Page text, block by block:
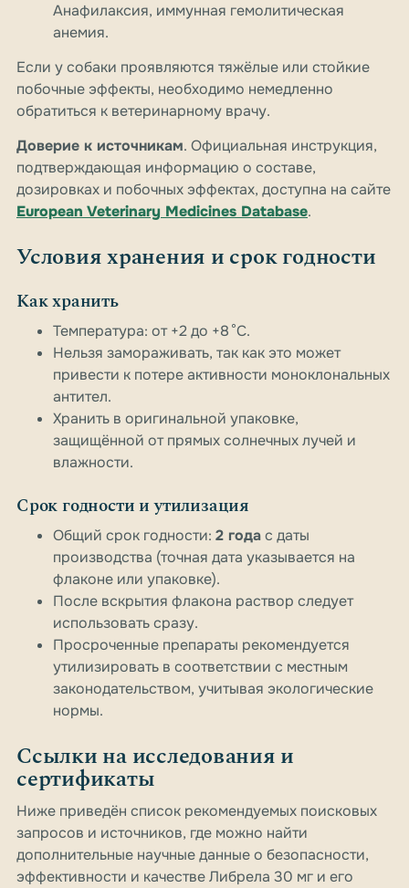
Анафилаксия, иммунная гемолитическая
анемия.
Если у собаки проявляются тяжёлые или стойкие
побочные эффекты, необходимо немедленно
обратиться к ветеринарному врачу.
Доверие к источникам. Официальная инструкция,
подтверждающая информацию о составе,
дозировках и побочных эффектах, доступна на сайте
European Veterinary Medicines Database.
Условия хранения и срок годности
Как хранить
Температура: от +2 до +8 °C.
Нельзя замораживать, так как это может
привести к потере активности моноклональных
антител.
Хранить в оригинальной упаковке,
защищённой от прямых солнечных лучей и
влажности.
Срок годности и утилизация
Общий срок годности: 2 годас даты
производства (точная дата указывается на
флаконе или упаковке).
После вскрытия флакона раствор следует
использовать сразу.
Просроченные препараты рекомендуется
утилизировать в соответствии с местным
законодательством, учитывая экологические
нормы.
Ссылки на исследования и
сертификаты
Ниже приведён список рекомендуемых поисковых
запросов и источников, где можно найти
дополнительные научные данные о безопасности,
эффективности и качестве Либрела 30 мг и его